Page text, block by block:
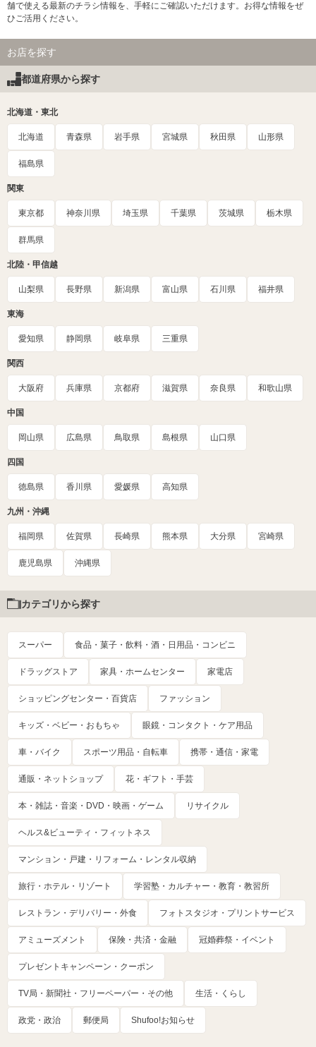
舗で使える最新のチラシ情報を、手軽にご確認いただけます。お得な情報をぜ
ひご活用ください。
お店を探す
都道府県から探す
北海道・東北
北海道 青森県 岩手県 宮城県 秋田県 山形県
福島県
関東
東京都 神奈川県 埼玉県 千葉県 茨城県 栃木県
群馬県
北陸・甲信越
山梨県 長野県 新潟県 富山県 石川県 福井県
東海
愛知県 静岡県 岐阜県 三重県
関西
大阪府 兵庫県 京都府 滋賀県 奈良県 和歌山県
中国
岡山県 広島県 鳥取県 島根県 山口県
四国
徳島県 香川県 愛媛県 高知県
九州・沖縄
福岡県 佐賀県 長崎県 熊本県 大分県 宮崎県
鹿児島県 沖縄県
カテゴリから探す
スーパー 食品・菓子・飲料・酒・日用品・コンビニ
ドラッグストア 家具・ホームセンター 家電店
ショッピングセンター・百貨店 ファッション
キッズ・ベビー・おもちゃ 眼鏡・コンタクト・ケア用品
車・バイク スポーツ用品・自転車 携帯・通信・家電
通販・ネットショップ 花・ギフト・手芸
本・雑誌・音楽・DVD・映画・ゲーム リサイクル
ヘルス&ビューティ・フィットネス
マンション・戸建・リフォーム・レンタル収納
旅行・ホテル・リゾート 学習塾・カルチャー・教育・教習所
レストラン・デリバリー・外食 フォトスタジオ・プリントサービス
アミューズメント 保険・共済・金融 冠婚葬祭・イベント
プレゼントキャンペーン・クーポン
TV局・新聞社・フリーペーパー・その他 生活・くらし
政党・政治 郵便局 Shufoo!お知らせ